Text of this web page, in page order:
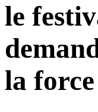
le
la